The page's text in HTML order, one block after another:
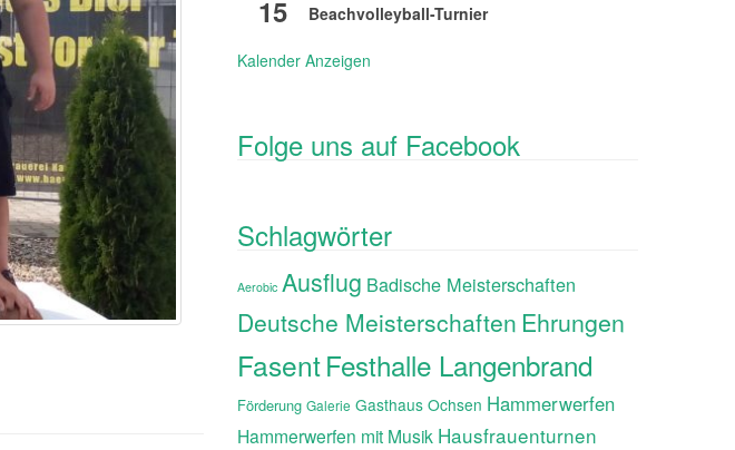
15 Beachvolleyball-Turnier
Kalender Anzeigen
Folge uns auf Facebook
Schlagwörter
Aerobic Ausflug Badische Meisterschaften
Deutsche Meisterschaften Ehrungen
FasentFesthalle Langenbrand
Förderung Galerie Gasthaus Ochsen Hammerwerfen
Hammerwerfen mit Musik Hausfrauenturnen